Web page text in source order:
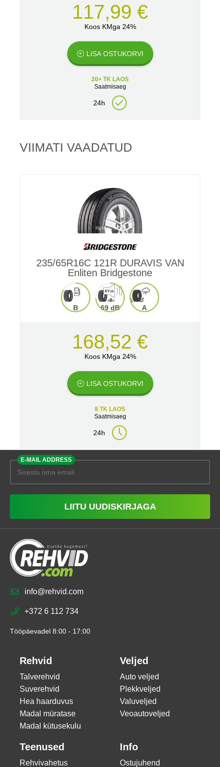
117,99 €
Koos KMga 24%
LISA OSTUKORVI
20+ TK LAOS
Saatmisaeg
24h
VIIMATI VAADATUD
235/65R16C 121R DURAVIS VAN
Enliten Bridgestone
B 69 dB A
168,52 €
Koos KMga 24%
LISA OSTUKORVI
8 TK LAOS
Saatmisaeg
24h
E-MAIL ADDRESS
LIITU UUDISKIRJAGA
info@rehvid.com
+372 6 112 734
Tööpäevadel 8:00 - 17:00
Rehvid
Talverehvid
Suverehvid
Hea haarduvus
Madal müratase
Madal kütusekulu
Veljed
Auto veljed
Plekkveljed
Valuveljed
Veoautoveljed
Teenused
Rehvivahetus
Info
Ostujuhend